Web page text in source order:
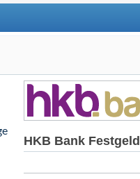
HKB Bank Festgeld